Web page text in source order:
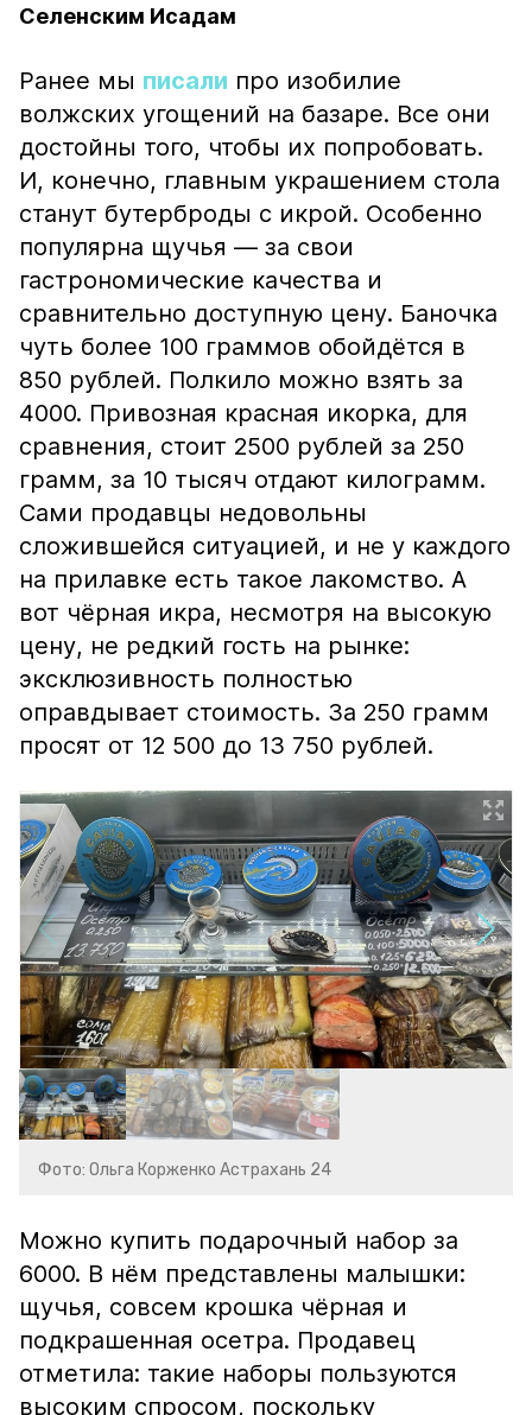
Селенским Исадам
Ранее мы писали про изобилие
волжских угощений на базаре. Все они
достойны того, чтобы их попробовать.
И, конечно, главным украшением стола
станут бутерброды с икрой. Особенно
популярна щучья — за свои
гастрономические качества и
сравнительно доступную цену. Баночка
чуть более 100 граммов обойдётся в
850 рублей. Полкило можно взять за
4000. Привозная красная икорка, для
сравнения, стоит 2500 рублей за 250
грамм, за 10 тысяч отдают килограмм.
Сами продавцы недовольны
сложившейся ситуацией, и не у каждого
на прилавке есть такое лакомство. А
вот чёрная икра, несмотря на высокую
цену, не редкий гость на рынке:
эксклюзивность полностью
оправдывает стоимость. За 250 грамм
просят от 12 500 до 13 750 рублей.
Фото: Ольга Корженко Астрахань 24
Можно купить подарочный набор за
6000. В нём представлены малышки:
щучья, совсем крошка чёрная и
подкрашенная осетра. Продавец
отметила: такие наборы пользуются
высоким спросом, поскольку